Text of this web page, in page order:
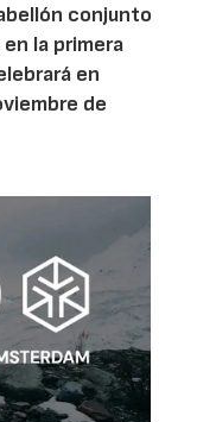
conjunto
la primera
en
de